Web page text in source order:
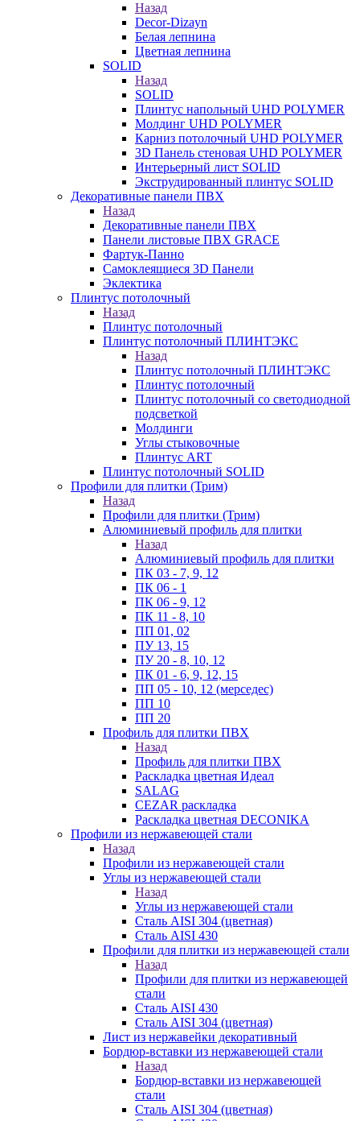
Назад
Decor-Dizayn
Белая лепнина
Цветная лепнина
SOLID
Назад
SOLID
Плинтус напольный UHD POLYMER
Молдинг UHD POLYMER
Карниз потолочный UHD POLYMER
3D Панель стеновая UHD POLYMER
Интерьерный лист SOLID
Экструдированный плинтус SOLID
Декоративные панели ПВХ
Назад
Декоративные панели ПВХ
Панели листовые ПВХ GRACE
Фартук-Панно
Самоклеящиеся 3D Панели
Эклектика
Плинтус потолочный
Назад
Плинтус потолочный
Плинтус потолочный ПЛИНТЭКС
Назад
Плинтус потолочный ПЛИНТЭКС
Плинтус потолочный
Плинтус потолочный со светодиодной
подсветкой
Молдинги
Углы стыковочные
Плинтус ART
Плинтус потолочный SOLID
Профили для плитки (Трим)
Назад
Профили для плитки (Трим)
Алюминиевый профиль для плитки
Назад
Алюминиевый профиль для плитки
ПК 03 - 7, 9, 12
ПК 06 - 1
ПК 06 - 9, 12
ПК 11 - 8, 10
ПП 01, 02
ПУ 13, 15
ПУ 20 - 8, 10, 12
ПК 01 - 6, 9, 12, 15
ПП 05 - 10, 12 (мерседес)
ПП 10
ПП 20
Профиль для плитки ПВХ
Назад
Профиль для плитки ПВХ
Раскладка цветная Идеал
SALAG
CEZAR раскладка
Раскладка цветная DECONIKA
Профили из нержавеющей стали
Назад
Профили из нержавеющей стали
Углы из нержавеющей стали
Назад
Углы из нержавеющей стали
Сталь AISI 304 (цветная)
Сталь AISI 430
Профили для плитки из нержавеющей стали
Назад
Профили для плитки из нержавеющей
стали
Сталь AISI 430
Сталь AISI 304 (цветная)
Лист из нержавейки декоративный
Бордюр-вставки из нержавеющей стали
Назад
Бордюр-вставки из нержавеющей
стали
Сталь AISI 304 (цветная)